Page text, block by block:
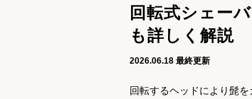
回転式シェー
も詳しく解説
2026.06.18 最終更新
回転するヘッドにより髭